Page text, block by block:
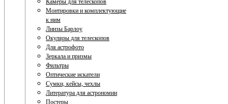
Камеры для телескопов
Монтировки и комплектующие
к ним
Линзы Барлоу
Окуляры для телескопов
Для астрофото
Зеркала и призмы
Фильтры
Оптические искатели
Сумки, кейсы, чехлы
Литература для астрономии
Постеры